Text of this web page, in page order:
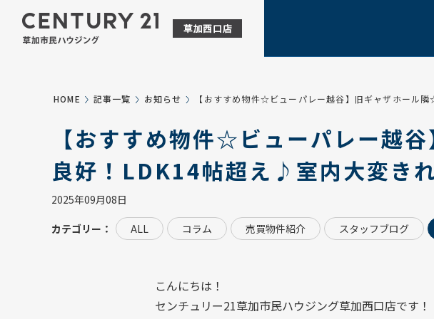
HOME 記事一覧 お知らせ 【おすすめ物件☆ビューパレー越谷】旧ギャザホール
【おすすめ物件☆ビューパレー越
良好！LDK14帖超え♪室内大変きれ
2025年09月08日
カテゴリー： ALL コラム 売買物件紹介 スタッフブログ
こんにちは！
センチュリー21草加市民ハウジング草加西口店です！